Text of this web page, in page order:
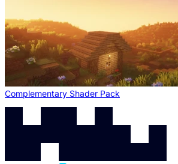
Complementary Shader Pack